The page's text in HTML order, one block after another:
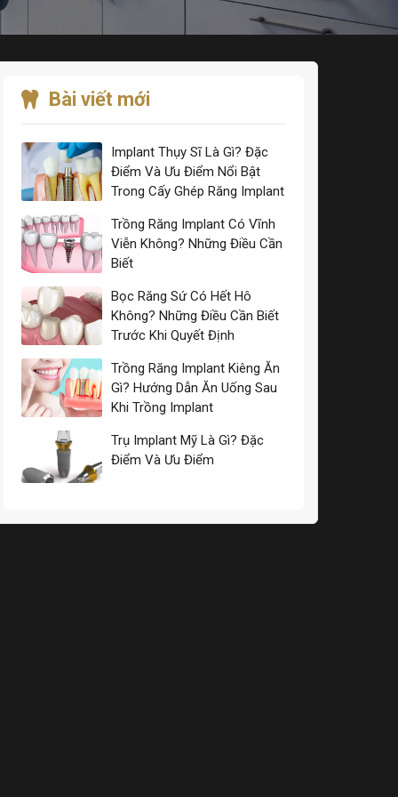
Bài viết mới
Implant Thụy Sĩ Là Gì? Đặc
Điểm Và Ưu Điểm Nổi Bật
Trong Cấy Ghép Răng Implant
Trồng Răng Implant Có Vĩnh
Viễn Không? Những Điều Cần
Biết
Bọc Răng Sứ Có Hết Hô
Không? Những Điều Cần Biết
Trước Khi Quyết Định
Trồng Răng Implant Kiêng Ăn
Gì? Hướng Dẫn Ăn Uống Sau
Khi Trồng Implant
Trụ Implant Mỹ Là Gì? Đặc
Điểm Và Ưu Điểm